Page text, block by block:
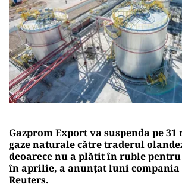
Gazprom Export va suspenda pe
gaze naturale către traderul
deoarece nu a plătit în ruble
în aprilie, a anunţat luni
Reuters.